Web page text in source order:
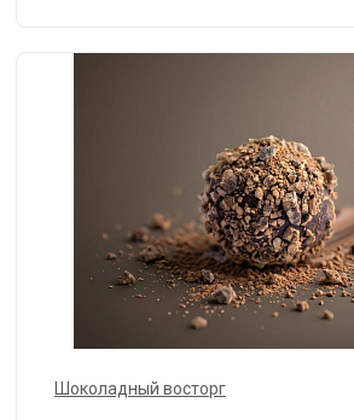
Шоколадный восторг